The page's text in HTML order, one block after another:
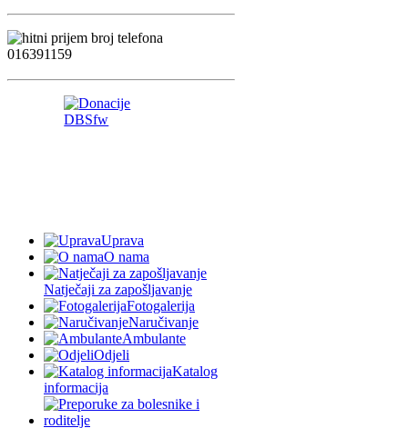
Uprava
O nama
Natječaji za zapošljavanje
Fotogalerija
Naručivanje
Ambulante
Odjeli
Katalog
informacija